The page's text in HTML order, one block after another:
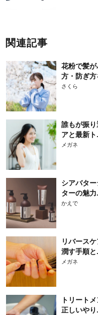
関連記事
花粉で髪
方・防ぎ
さくら
誰もが振
アと最新ト
メガネ
シアバタ
ターの魅力
かえで
リバース
潤す手順と
メガネ
トリート
正しいやり